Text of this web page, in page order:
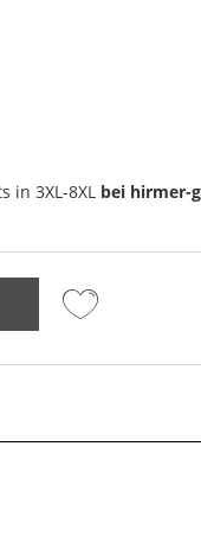
in 3XL-8XL bei hirmer-